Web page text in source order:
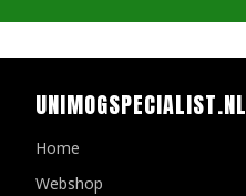
UNIMOGSPECIALIST.NL
Home
Webshop